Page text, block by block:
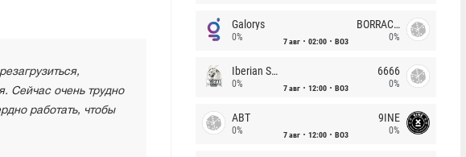
Сейчас очень трудно
работать, чтобы
Galorys
0% 7 авг 02:00 BO3
BORRACHEIROS
0%
Iberian Soul
0% 7 авг 12:00 BO3
6666
0%
ABT
0% 7 авг 12:00 BO3
9INE
0%